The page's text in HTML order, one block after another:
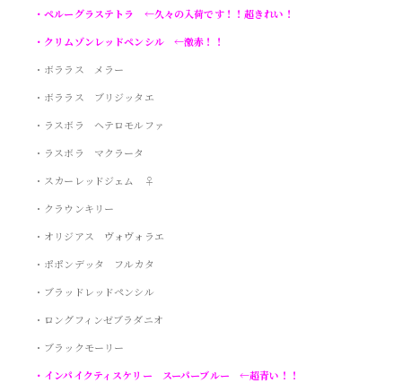
・ペルーグラステトラ ←久々の入荷です！！超きれい！
・クリムゾンレッドペンシル ←激赤！！
・ボララス メラー
・ボララス ブリジッタエ
・ラスボラ ヘテロモルファ
・ラスボラ マクラータ
・スカーレッドジェム ♀
・クラウンキリー
・オリジアス ヴォヴォラエ
・ポポンデッタ フルカタ
・ブラッドレッドペンシル
・ロングフィンゼブラダニオ
・ブラックモーリー
・インパイクティスケリー スーパーブルー ←超青い！！